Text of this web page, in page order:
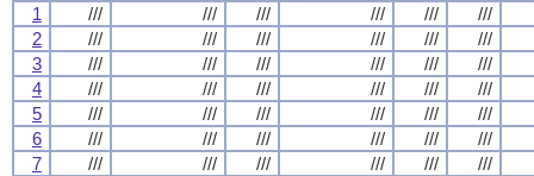
1
/// /// /// /// ///
///
2
/// /// /// /// ///
///
3
/// /// /// /// ///
///
4
/// /// /// /// ///
///
5
/// /// /// /// ///
///
6
/// /// /// /// ///
///
7
/// /// /// /// ///
///